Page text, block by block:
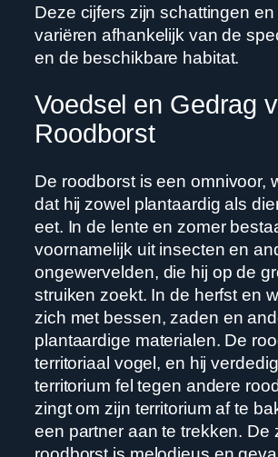
Deze cijfers zijn schattingen
variëren afhankelijk van de
en de beschikbare habitat.
Voedsel en Gedrag
Roodborst
De roodborst is een omnivoor,
dat hij zowel plantaardig als
eet. In de lente en zomer
voornamelijk uit insecten en
ongewervelden, die hij op de
struiken zoekt. In de herfst en
zich met bessen, zaden en
plantaardige materialen. De
territoriaal vogel, en hij
territorium fel tegen andere
zingt om zijn territorium af te
een partner aan te trekken. De